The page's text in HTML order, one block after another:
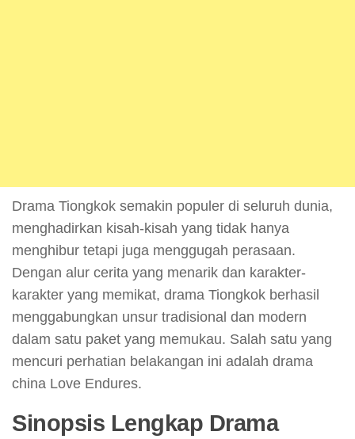
Drama Tiongkok semakin populer di seluruh dunia,
menghadirkan kisah-kisah yang tidak hanya
menghibur tetapi juga menggugah perasaan.
Dengan alur cerita yang menarik dan karakter-
karakter yang memikat, drama Tiongkok berhasil
menggabungkan unsur tradisional dan modern
dalam satu paket yang memukau. Salah satu yang
mencuri perhatian belakangan ini adalah drama
china Love Endures.
Sinopsis Lengkap Drama